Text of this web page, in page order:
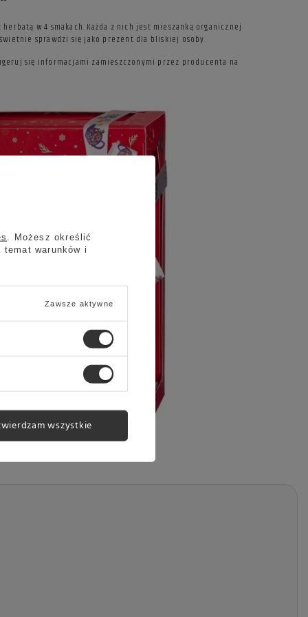
w 4 smakach. Każda z nich jest mieszanką organicznej
sprawdzi się jako prezent dla bliskiej osoby.
się informacjami zamieszczonymi przez producenta na
. Możesz określić
warunków i
Zawsze aktywne
wszystkie